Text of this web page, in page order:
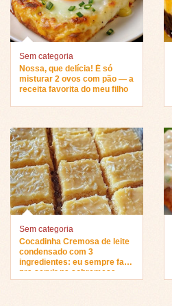
Sem categoria
Nossa, que delícia! É só
misturar 2 ovos com pão — a
receita favorita do meu filho
Sem categoria
Cocadinha Cremosa de leite
condensado com 3
ingredientes: eu sempre faço
pra servir na sobremesa…